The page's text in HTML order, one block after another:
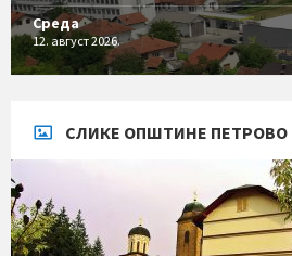
Cреда
12. август 2026.
СЛИКЕ ОПШТИНЕ ПЕТРОВО